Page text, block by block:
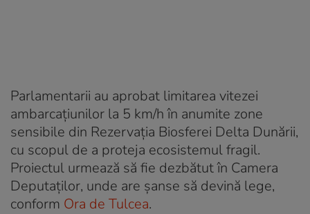
Parlamentarii au aprobat limitarea vitezei
ambarcațiunilor la 5 km/h în anumite zone
sensibile din Rezervația Biosferei Delta Dunării,
cu scopul de a proteja ecosistemul fragil.
Proiectul urmează să fie dezbătut în Camera
Deputaților, unde are șanse să devină lege,
conform Ora de Tulcea.